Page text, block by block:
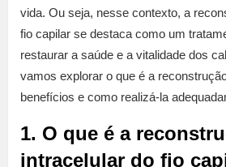
vida. Ou seja, nesse contexto, a
fio capilar se destaca como um
restaurar a saúde e a vitalidade dos
vamos explorar o que é a
benefícios e como realizá-la
1. O que é a
intracelular do fio